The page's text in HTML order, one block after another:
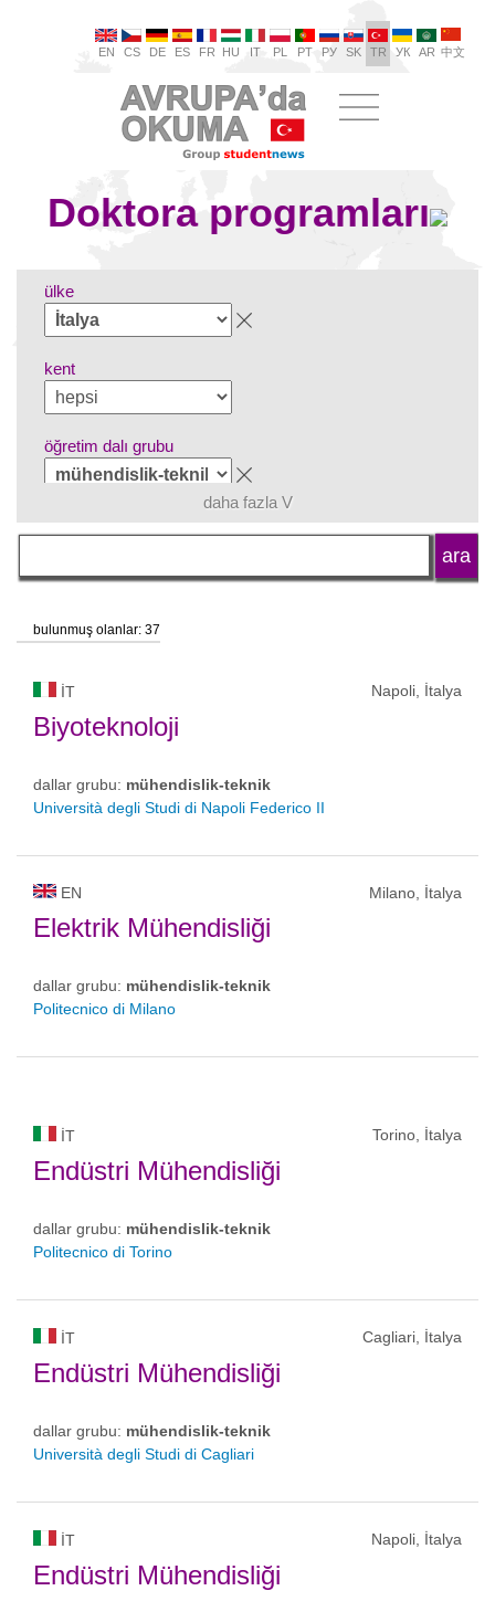
EN CS DE ES FR HU IT PL PT РУ SK TR УК AR 中文
Doktora programları
ülke
kent
öğretim dalı grubu
dil
okul statüsü
daha fazla V
bulunmuş olanlar: 37
IT Napoli, İtalya
Biyoteknoloji
dallar grubu: mühendislik-teknik
Università degli Studi di Napoli Federico II
EN Milano, İtalya
Elektrik Mühendisliği
dallar grubu: mühendislik-teknik
Politecnico di Milano
IT Torino, İtalya
Endüstri Mühendisliği
dallar grubu: mühendislik-teknik
Politecnico di Torino
IT Cagliari, İtalya
Endüstri Mühendisliği
dallar grubu: mühendislik-teknik
Università degli Studi di Cagliari
IT Napoli, İtalya
Endüstri Mühendisliği